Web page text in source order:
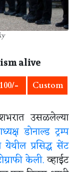
alive
Custom
उसळलेल्या
डोनाल्ड ट्रम्प
येथील प्रसिद्ध सेंट
केली.व्हाईट